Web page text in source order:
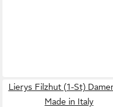
Lierys Filzhut (1-St)
Made in Italy